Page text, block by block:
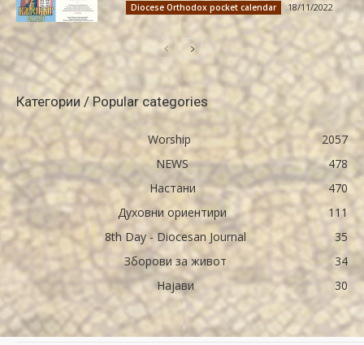
Diocese Orthodox pocket calendar 18/11/2022
Категории / Popular categories
Worship
2057
NEWS
478
Настани
470
Духовни ориентири
111
8th Day - Diocesan Journal
35
Зборови за живот
34
Најави
30